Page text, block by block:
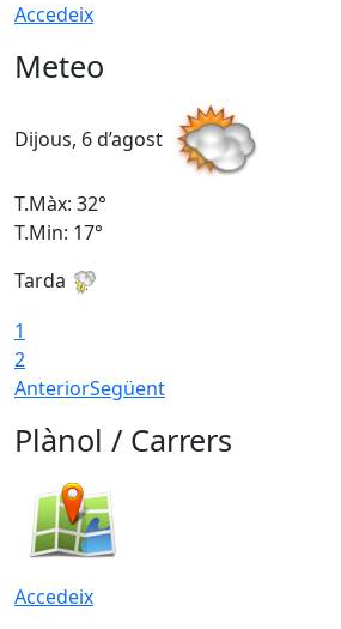
Accedeix
Meteo
Dijous, 6 d’agost
T.Màx: 32°
T.Min: 17°
Tarda
1
2
AnteriorSegüent
Plànol / Carrers
Accedeix